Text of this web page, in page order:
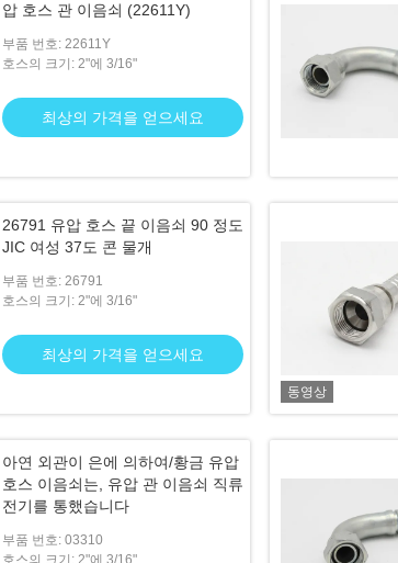
압 호스 관 이음쇠 (22611Y)
부품 번호: 22611Y
호스의 크기: 2"에 3/16"
최상의 가격을 얻으세요
26791 유압 호스 끝 이음쇠 90 정도
JIC 여성 37도 콘 물개
부품 번호: 26791
호스의 크기: 2"에 3/16"
최상의 가격을 얻으세요
동영상
아연 외관이 은에 의하여/황금 유압
호스 이음쇠는, 유압 관 이음쇠 직류
전기를 통했습니다
부품 번호: 03310
호스의 크기: 2"에 3/16"